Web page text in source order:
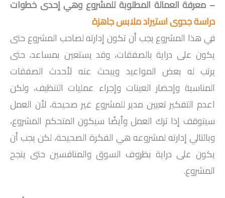
– معرفة العمالة المطلوبة للمشروع وهي إحدى خطوات
دراسة جدوى استيراد ملابس جاهزة
في هذا المشروع يجب أن تكون إدارته لصاحب المشروع حتى
يكون على دراية بالصفقات، وقد يستعين بمساعد، حتى
يرتب له بعض المواعيد ويبحث عنه لأحدث الصفقات
المناسبة وإحضار العينات وإجراء عمليات التنظيف، ولكن
اعدم التفكير تعيين مدير للمشروع غير صحيحة، لأن العمل
سيتوقف إذا ترك العمل وأيضًا سيكون المتحكم المشروع،
وبالتالي إدارته لمشروعه هي الفكرة الصحيحة، لكن يجب أن
يكون على دراية بظروف السوق والمنافسين حتى ينجح
المشروع.